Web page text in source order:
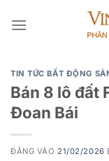
qua
TIN TỨC BẤT ĐỘNG
Bán 8 lô đất
Đoan Bái
ĐĂNG VÀO 21/02/2026